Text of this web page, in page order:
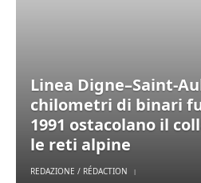
Linea Digne–Saint-
chilometri di binari
1991 ostacolano il
le reti alpine
REDAZIONE / RÉDACTION